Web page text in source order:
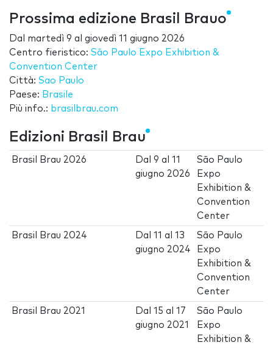
Prossima edizione Brasil Brauo
Dal martedì 9 al giovedì 11 giugno 2026
Centro fieristico: São Paulo Expo Exhibition &
Convention Center
Città: Sao Paulo
Paese: Brasile
Più info.: brasilbrau.com
Edizioni Brasil Brau
Brasil Brau 2026 Dal9 al11
giugno 2026
São Paulo
Expo
Exhibition &
Convention
Center
Brasil Brau 2024 Dal11 al13
giugno 2024
São Paulo
Expo
Exhibition &
Convention
Center
Brasil Brau 2021 Dal15 al17
giugno 2021
São Paulo
Expo
Exhibition &